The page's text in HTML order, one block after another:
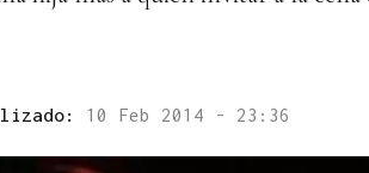
10 Feb 2014 - 23:36